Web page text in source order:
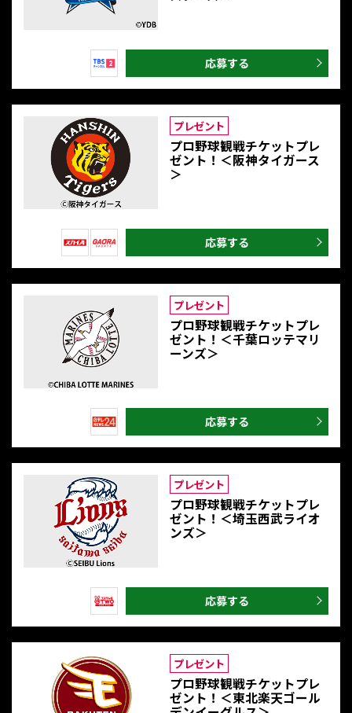
応募する
プレゼント
プロ野球観戦チケットプレ
ゼント！＜阪神タイガース
＞
応募する
プレゼント
プロ野球観戦チケットプレ
ゼント！＜千葉ロッテマリ
ーンズ＞
応募する
プレゼント
プロ野球観戦チケットプレ
ゼント！＜埼玉西武ライオ
ンズ＞
応募する
プレゼント
プロ野球観戦チケットプレ
ゼント！＜東北楽天ゴール